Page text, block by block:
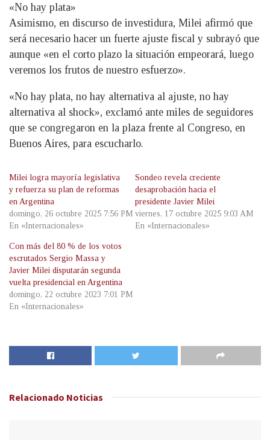
«No hay plata»
Asimismo, en discurso de investidura, Milei afirmó que
será necesario hacer un fuerte ajuste fiscal y subrayó que
aunque «en el corto plazo la situación empeorará, luego
veremos los frutos de nuestro esfuerzo».
«No hay plata, no hay alternativa al ajuste, no hay
alternativa al shock», exclamó ante miles de seguidores
que se congregaron en la plaza frente al Congreso, en
Buenos Aires, para escucharlo.
Milei logra mayoría legislativa
y refuerza su plan de reformas
en Argentina
domingo, 26 octubre 2025 7:56 PM
En «Internacionales»
Sondeo revela creciente
desaprobación hacia el
presidente Javier Milei
viernes, 17 octubre 2025 9:03 AM
En «Internacionales»
Con más del 80 % de los votos
escrutados Sergio Massa y
Javier Milei disputarán segunda
vuelta presidencial en Argentina
domingo, 22 octubre 2023 7:01 PM
En «Internacionales»
Relacionado Noticias